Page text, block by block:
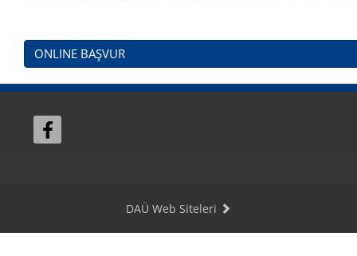
ONLINE BAŞVUR
DAÜ Web Siteleri